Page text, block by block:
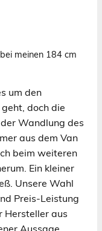
meinen 184 cm
um den
doch die
Wandlung des
aus dem Van
beim weiteren
Ein kleiner
Unsere Wahl
Preis-Leistung
Hersteller aus
Aussage